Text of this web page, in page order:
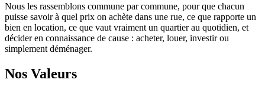
Nous les rassemblons commune par commune, pour que chacun
puisse savoir à quel prix on achète dans une rue, ce que rapporte un
bien en location, ce que vaut vraiment un quartier au quotidien, et
décider en connaissance de cause : acheter, louer, investir ou
simplement déménager.
Nos Valeurs